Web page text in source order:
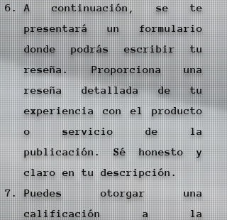
A continuación, se te
presentará un formulario
donde podrás escribir tu
reseña. Proporciona una
reseña detallada de tu
experiencia con el producto
o servicio de la
publicación. Sé honesto y
claro en tu descripción.
Puedes otorgar una
calificación a la